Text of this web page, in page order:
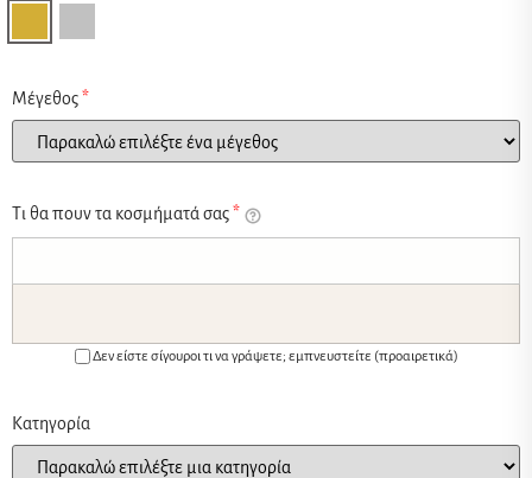
Μέγεθος*
Τι θα πουν τα κοσμήματά σας*
Δεν είστε σίγουροι τι να γράψετε; εμπνευστείτε (προαιρετικά)
Κατηγορία